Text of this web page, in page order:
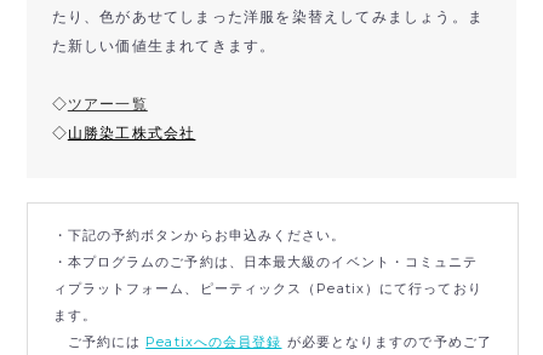
たり、色があせてしまった洋服を染替えしてみましょう。ま
た新しい価値生まれてきます。
◇ツアー一覧
◇山勝染工株式会社
・下記の予約ボタンからお申込みください。
・本プログラムのご予約は、日本最大級のイベント・コミュニテ
ィプラットフォーム、ピーティックス（Peatix）にて行っており
ます。
ご予約には Peatixへの会員登録 が必要となりますので予めご了